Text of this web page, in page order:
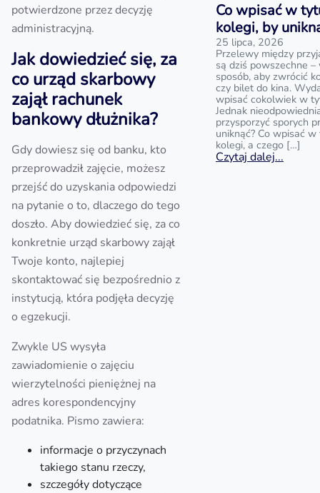
potwierdzone przez decyzję
administracyjną.
Jak dowiedzieć się, za
co urząd skarbowy
zajął rachunek
bankowy dłużnika?
Gdy dowiesz się od banku, kto
przeprowadził zajęcie, możesz
przejść do uzyskania odpowiedzi
na pytanie o to, dlaczego do tego
doszło. Aby dowiedzieć się, za co
konkretnie urząd skarbowy zajął
Twoje konto, najlepiej
skontaktować się bezpośrednio z
instytucją, która podjęła decyzję
o egzekucji.
Zwykle US wysyła
zawiadomienie o zajęciu
wierzytelności pieniężnej na
adres korespondencyjny
podatnika. Pismo zawiera:
informacje o przyczynach
takiego stanu rzeczy,
szczegóły dotyczące
Co wpisać w
kolegi, by
25 lipca, 2026
Przelewy między
są dziś powszechne
sposób, aby zwrócić
czy bilet do kina.
wpisać cokolwiek w
Jednak
przysporzyć sporych
uniknąć? Co wpisać
kolegi, a czego […]
Czytaj dalej...